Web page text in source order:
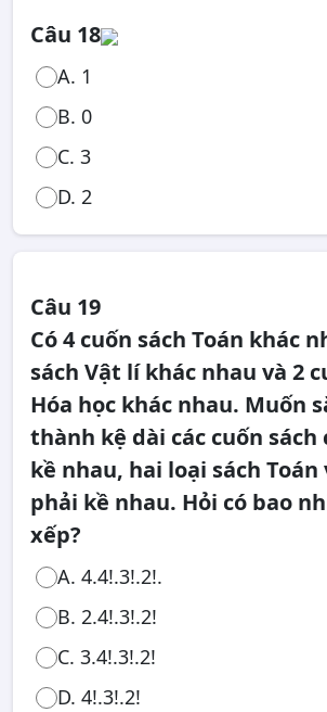
Câu 18
A. 1
B. 0
C. 3
D. 2
Câu 19
Có 4 cuốn sách Toán khác
sách Vật lí khác nhau và 2
Hóa học khác nhau. Muốn
thành kệ dài các cuốn sách
kề nhau, hai loại sách Toán
phải kề nhau. Hỏi có bao
xếp?
A. 4.4!.3!.2!.
B. 2.4!.3!.2!
C. 3.4!.3!.2!
D. 4!.3!.2!